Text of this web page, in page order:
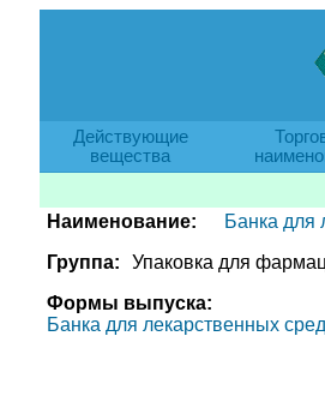
Действующие
вещества
Наименование:
Банка для
Группа:
Упаковка для
Формы выпуска:
Банка для лекарственных